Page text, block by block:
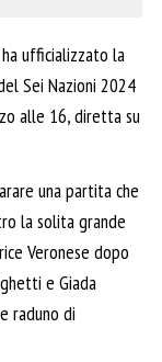
ha ufficializzato la
Sei Nazioni 2024
alle 16, diretta su
una partita che
la solita grande
Veronese dopo
e Giada
raduno di